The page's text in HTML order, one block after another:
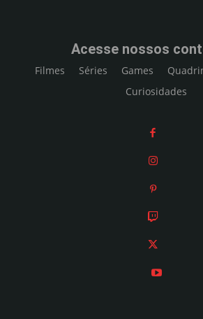
Acesse nossos
Filmes Séries Games
Curiosidades